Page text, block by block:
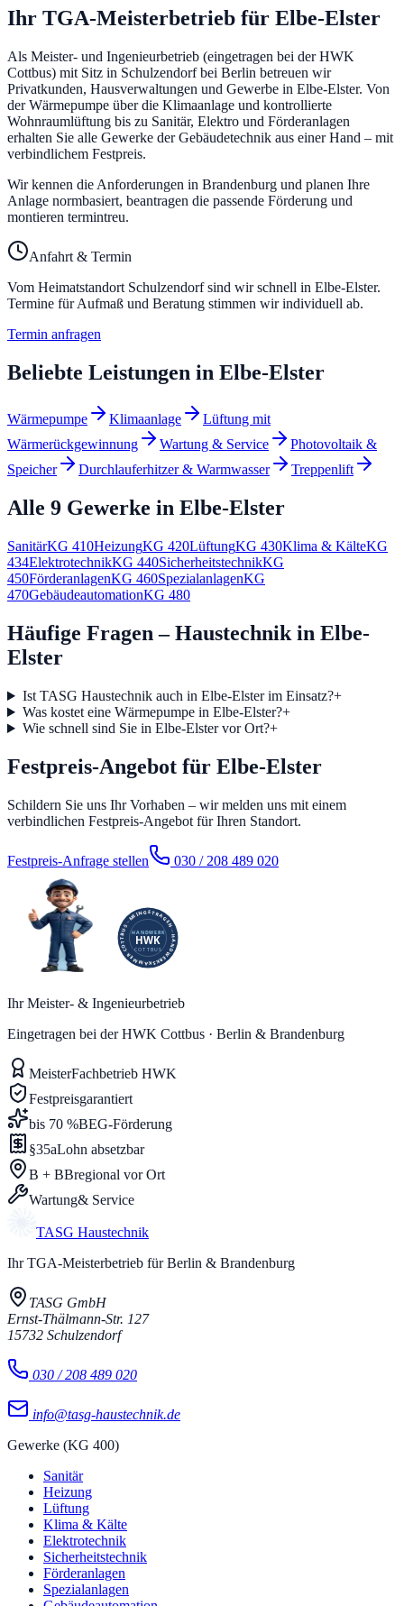
Ihr TGA-Meisterbetrieb für Elbe-Elster
Als Meister- und Ingenieurbetrieb (eingetragen bei der HWK
Cottbus) mit Sitz in Schulzendorf bei Berlin betreuen wir
Privatkunden, Hausverwaltungen und Gewerbe in Elbe-Elster. Von
der Wärmepumpe über die Klimaanlage und kontrollierte
Wohnraumlüftung bis zu Sanitär, Elektro und Förderanlagen
erhalten Sie alle Gewerke der Gebäudetechnik aus einer Hand – mit
verbindlichem Festpreis.
Wir kennen die Anforderungen in Brandenburg und planen Ihre
Anlage normbasiert, beantragen die passende Förderung und
montieren termintreu.
Anfahrt & Termin
Vom Heimatstandort Schulzendorf sind wir schnell in Elbe-Elster.
Termine für Aufmaß und Beratung stimmen wir individuell ab.
Termin anfragen
Beliebte Leistungen in Elbe-Elster
Wärmepumpe Klimaanlage
Lüftung mit
Wärmerückgewinnung
Wartung & Service
Photovoltaik &
Speicher
Durchlauferhitzer & Warmwasser Treppenlift
Alle 9 Gewerke in Elbe-Elster
SanitärKG 410HeizungKG 420LüftungKG 430Klima & KälteKG
434ElektrotechnikKG 440SicherheitstechnikKG
450FörderanlagenKG 460SpezialanlagenKG
470GebäudeautomationKG 480
Häufige Fragen – Haustechnik in Elbe-
Elster
Ist TASG Haustechnik auch in Elbe-Elster im Einsatz?+
Was kostet eine Wärmepumpe in Elbe-Elster?+
Wie schnell sind Sie in Elbe-Elster vor Ort?+
Festpreis-Angebot für Elbe-Elster
Schildern Sie uns Ihr Vorhaben – wir melden uns mit einem
verbindlichen Festpreis-Angebot für Ihren Standort.
Festpreis-Anfrage stellen 030 / 208 489 020
Ihr Meister- & Ingenieurbetrieb
Eingetragen bei der HWK Cottbus · Berlin & Brandenburg
MeisterFachbetrieb HWK
Festpreisgarantiert
bis 70 %BEG-Förderung
§35aLohn absetzbar
B + BBregional vor Ort
Wartung& Service
TASG Haustechnik
Ihr TGA-Meisterbetrieb für Berlin & Brandenburg
TASG GmbH
Ernst-Thälmann-Str. 127
15732 Schulzendorf
030 / 208 489 020
info@tasg-haustechnik.de
Gewerke (KG 400)
Sanitär
Heizung
Lüftung
Klima & Kälte
Elektrotechnik
Sicherheitstechnik
Förderanlagen
Spezialanlagen